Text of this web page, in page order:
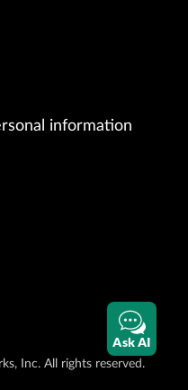
information
Inc. All rights reserved.
Ask AI